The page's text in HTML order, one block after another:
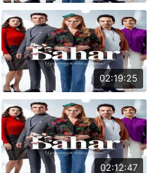
02:19:25
02:12:47